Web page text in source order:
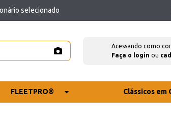
selecionado
Acessando como
Faça o login ou
FLEETPRO® Clássicos em